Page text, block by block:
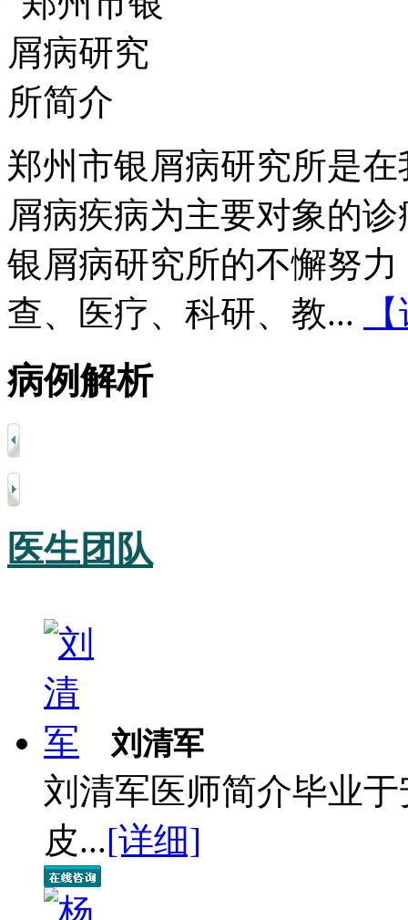
郑州市银屑病研究所是
屑病疾病为主要对象的
银屑病研究所的不懈努
查、医疗、科研、教...
病例解析
医生团队
刘清军
刘清军医师简介毕业
皮...[详细]